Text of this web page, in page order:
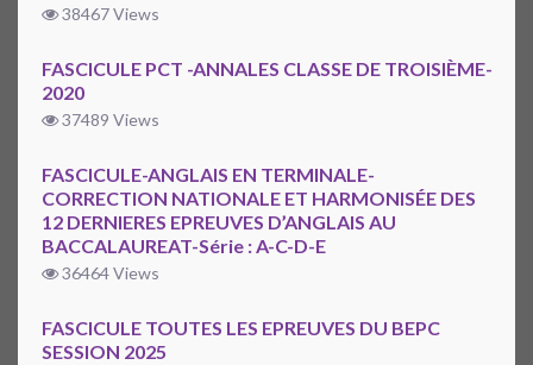
38467 Views
FASCICULE PCT -ANNALES CLASSE DE TROISIÈME-
2020
37489 Views
FASCICULE-ANGLAIS EN TERMINALE-
CORRECTION NATIONALE ET HARMONISÉE DES
12 DERNIERES EPREUVES D’ANGLAIS AU
BACCALAUREAT-Série : A-C-D-E
36464 Views
FASCICULE TOUTES LES EPREUVES DU BEPC
SESSION 2025